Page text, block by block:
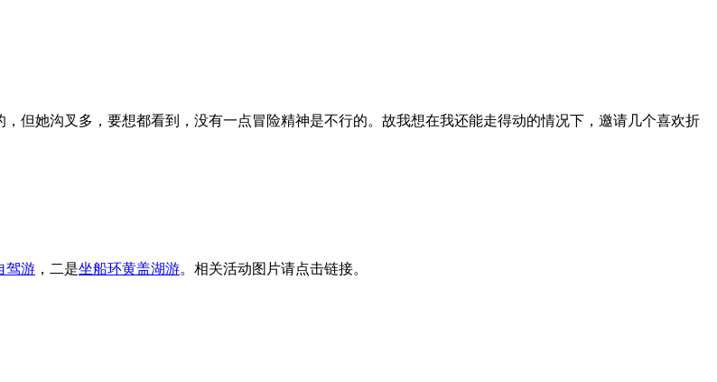
但她沟叉多，要想都看到，没有一点冒险精神是不行的。故我想在我还能走得动的情况下，邀请几个喜欢折
驾游 ，二是坐船环黄盖湖游。相关活动图片请点击链接。